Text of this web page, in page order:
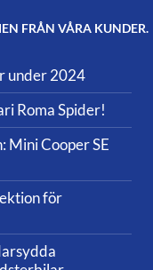
FRÅN VÅRA KUNDER.
under 2024
Roma Spider!
Mini Cooper SE
för